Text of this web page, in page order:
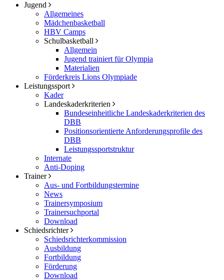
Jugend
Allgemeines
Mädchenbasketball
HBV Camps
Schulbasketball
Allgemein
Jugend trainiert für Olympia
Materialien
Förderkreis Lions Olympiade
Leistungssport
Kader
Landeskaderkriterien
Bundeseinheitliche Landeskaderkriterien des
DBB
Positionsorientierte Anforderungsprofile des
DBB
Leistungssportstruktur
Internate
Anti-Doping
Trainer
Aus- und Fortbildungstermine
News
Trainersymposium
Trainersuchportal
Download
Schiedsrichter
Schiedsrichterkommission
Ausbildung
Fortbildung
Förderung
Download